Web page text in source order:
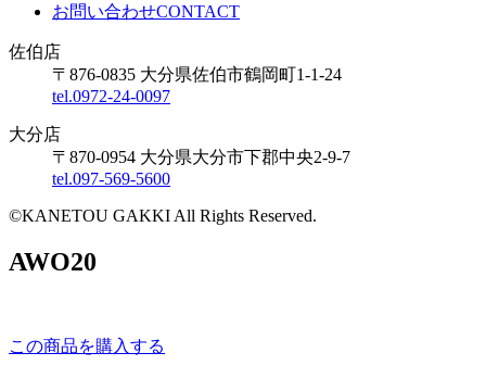
お問い合わせCONTACT
佐伯店
〒876-0835 大分県佐伯市鶴岡町1-1-24
tel.0972-24-0097
大分店
〒870-0954 大分県大分市下郡中央2-9-7
tel.097-569-5600
©KANETOU GAKKI All Rights Reserved.
AWO20
この商品を購入する